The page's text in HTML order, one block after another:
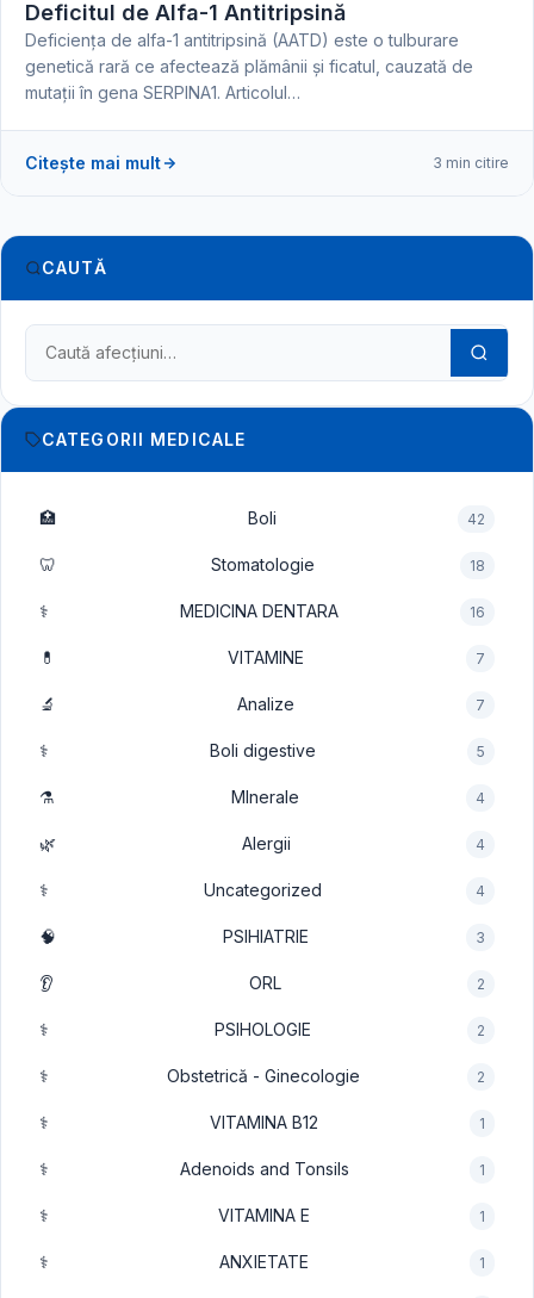
Deficitul de Alfa-1 Antitripsină
Deficiența de alfa-1 antitripsină (AATD) este o tulburare
genetică rară ce afectează plămânii și ficatul, cauzată de
mutații în gena SERPINA1. Articolul…
Citește mai mult 3 min citire
CAUTĂ
Caută în dicționarul medical
CATEGORII MEDICALE
🏥 Boli 42
🦷 Stomatologie 18
⚕️ MEDICINA DENTARA 16
💊 VITAMINE 7
🔬 Analize 7
⚕️ Boli digestive 5
⚗️ MInerale 4
🌿 Alergii 4
⚕️ Uncategorized 4
🧠 PSIHIATRIE 3
👂 ORL 2
⚕️ PSIHOLOGIE 2
⚕️ Obstetrică - Ginecologie 2
⚕️ VITAMINA B12 1
⚕️ Adenoids and Tonsils 1
⚕️ VITAMINA E 1
⚕️ ANXIETATE 1